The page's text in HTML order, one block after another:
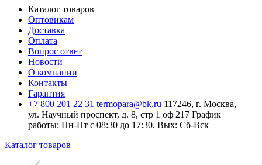
Каталог товаров
Оптовикам
Доставка
Оплата
Вопрос ответ
Новости
О компании
Контакты
Гарантия
+7 800 201 22 31 termopara@bk.ru 117246, г. Москва,
ул. Научный проспект, д. 8, стр 1 оф 217 График
работы: Пн‑Пт с 08:30 до 17:30. Вых: Сб‑Вск
Каталог товаров